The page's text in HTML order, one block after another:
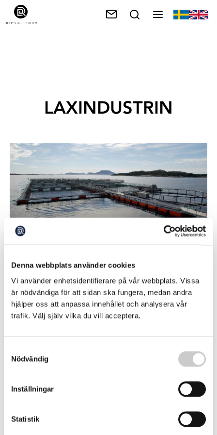
Denna webbplats använder cookies
Vi använder enhetsidentifierare på vår webbplats. Vissa
är nödvändiga för att sidan ska fungera, medan andra
hjälper oss att anpassa innehållet och analysera vår
trafik. Välj själv vilka du vill acceptera.
Nödvändig
Inställningar
Statistik
LAXINDUSTRIN
I höst kan du att hitta svenskodlad regnbågslax i
livsmedelsbutiker i Sverige. Fiskodlare i landet satsar
stort genom ett första avtal med livsmedelskedjan Ica,
bekräftar båda parterna. Men expansionen av svensk
matfisk väcker hård kritik. Hittills har svenska
konsumenter varit vana vid att laxen i livsmedelsbutikerna
till största del är odlad i Norge. I höst […]
2026-08-06
Upprop för att stoppa laxodling utanför